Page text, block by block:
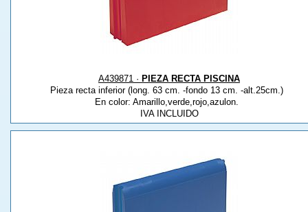
A439871 · PIEZA RECTA PISCINA
Pieza recta inferior (long. 63 cm. -fondo 13 cm. -alt.25cm.)
En color: Amarillo,verde,rojo,azulon.
IVA INCLUIDO